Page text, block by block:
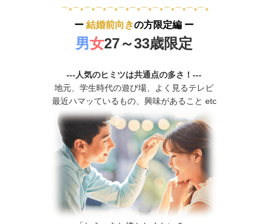
⌒*⌒*⌒*⌒*⌒*⌒*⌒*⌒*⌒*⌒*⌒*⌒*⌒*
ー 結婚前向きの方限定編 ー
男女27～33歳限定
---人気のヒミツは共通点の多さ！---
地元、学生時代の遊び場、よく見るテレビ
最近ハマッているもの、興味があること etc